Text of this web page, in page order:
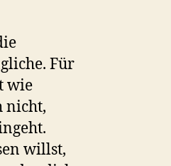
Für
wie
nicht,
willst,